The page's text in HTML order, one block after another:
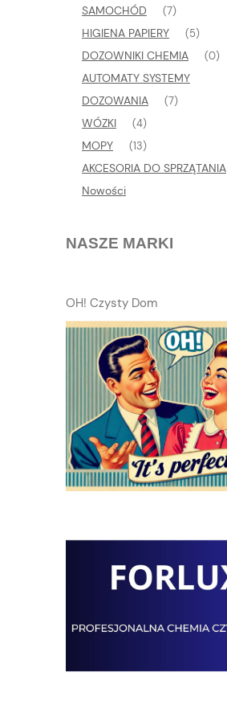
SAMOCHÓD (7)
HIGIENA PAPIERY (5)
DOZOWNIKI CHEMIA (0)
AUTOMATY SYSTEMY
DOZOWANIA
(7)
WÓZKI (4)
MOPY (13)
AKCESORIA DO SPRZĄTANIA
Nowości
NASZE MARKI
OH! Czysty Dom